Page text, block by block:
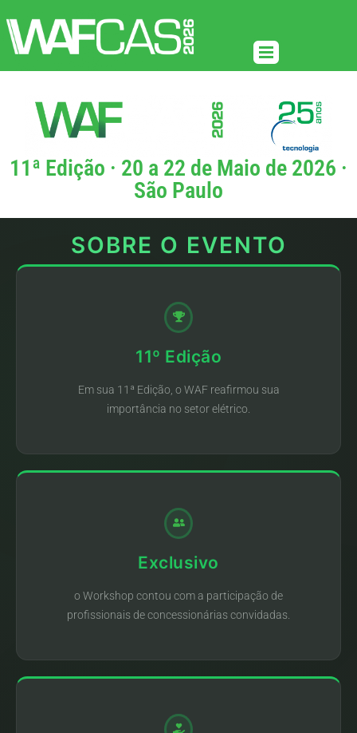
11ª Edição · 20 a 22 de Maio de 2026 ·
São Paulo
SOBRE O EVENTO
11º Edição
Em sua 11ª Edição, o WAF reafirmou sua
importância no setor elétrico.
Exclusivo
o Workshop contou com a participação de
profissionais de concessionárias convidadas.